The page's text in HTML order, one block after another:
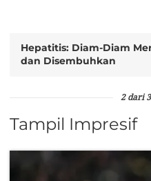
Hepatitis: Diam-Diam
dan Disembuhkan
2 dari
Tampil Impresif